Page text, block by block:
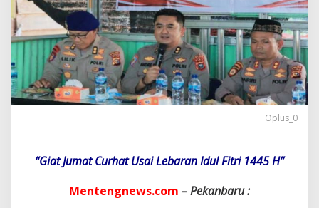
i
G
e
l
a
r
J
u
u
h
Oplus_0
“Giat Jumat Curhat Usai Lebaran Idul Fitri 1445 H”
Mentengnews.com – Pekanbaru :